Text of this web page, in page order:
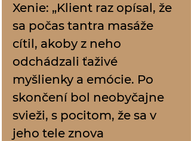
Xenie: „Klient raz opísal, že
sa počas tantra masáže
cítil, akoby z neho
odchádzali ťaživé
myšlienky a emócie. Po
skončení bol neobyčajne
svieži, s pocitom, že sa v
jeho tele znova